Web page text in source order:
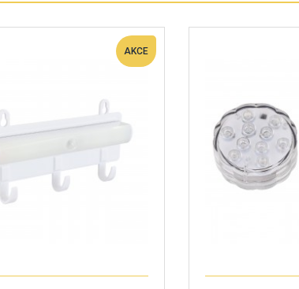
AKCE